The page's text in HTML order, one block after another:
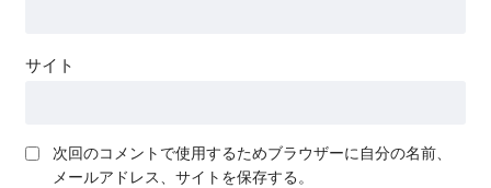
サイト
次回のコメントで使用するためブラウザーに自分の名前、
メールアドレス、サイトを保存する。